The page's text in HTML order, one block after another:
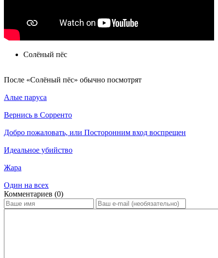
Солёный пёс
По­сле «Солёный пёс» обыч­но по­смот­рят
Алые паруса
Вернись в Сорренто
Добро пожаловать, или Посторонним вход воспрещен
Идеальное убийство
Жара
Один на всех
Ком­мен­та­ри­ев (0)